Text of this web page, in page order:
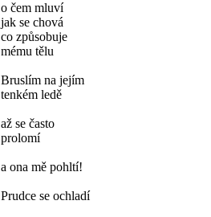
o čem mluví
jak se chová
co způsobuje
mému tělu
Bruslím na jejím
tenkém ledě
až se často
prolomí
a ona mě pohltí!
Prudce se ochladí